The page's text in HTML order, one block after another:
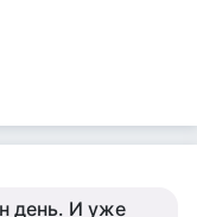
день. И уже